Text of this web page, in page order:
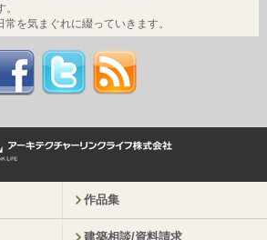
を気まぐれに綴っていきます。
作品集
建築相談/資料請求